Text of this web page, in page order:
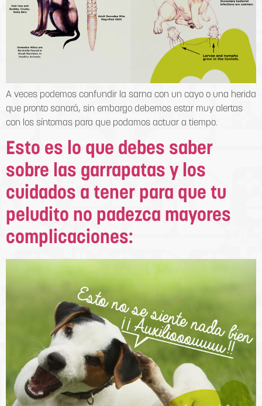
A veces podemos confundir la sarna con un cayo o una herida
que pronto sanará, sin embargo debemos estar muy alertas
con los síntomas para que podamos actuar a tiempo.
Esto es lo que debes saber
sobre las garrapatas y los
cuidados a tener para que tu
peludito no padezca mayores
complicaciones: